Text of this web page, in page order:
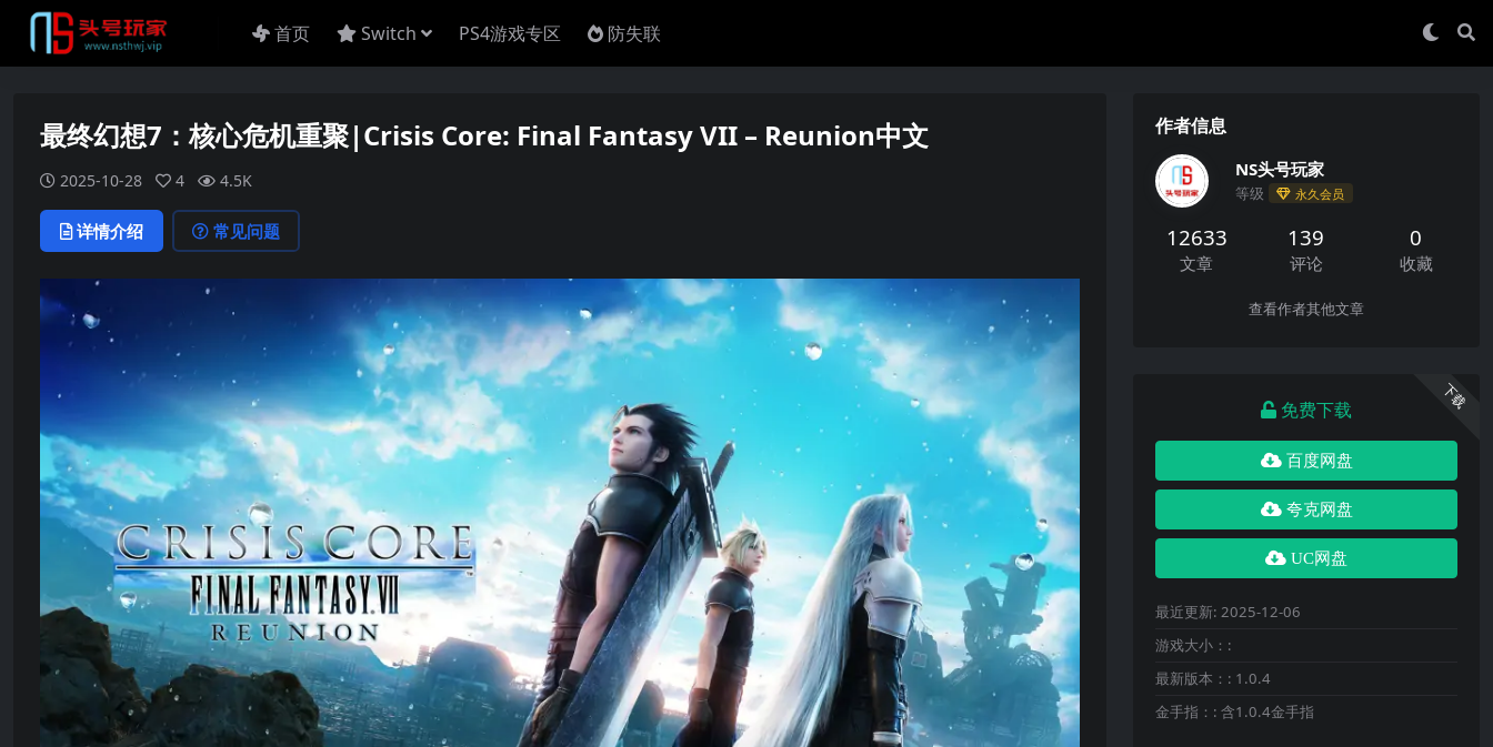
首页 Switch PS4游戏专区 防失联
最终幻想7：核心危机重聚|Crisis Core: Final Fantasy VII – Reunion中文
2025-10-28 4 4.5K
详情介绍 常见问题
作者信息
NS头号玩家
等级 永久会员
12633
文章
139
评论
0
收藏
查看作者其他文章
下载
免费下载
百度网盘
夸克网盘
UC网盘
最近更新: 2025-12-06
游戏大小：:
最新版本：: 1.0.4
金手指：: 含1.0.4金手指